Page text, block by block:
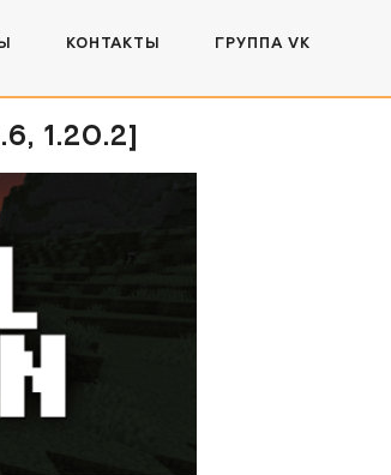
КОНТАКТЫ ГРУППА VK
1.20.2]